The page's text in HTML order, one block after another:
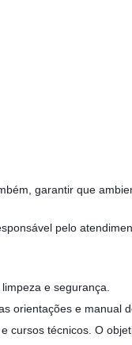
garantir que
pelo
e segurança.
orientações e manual
cursos técnicos. O